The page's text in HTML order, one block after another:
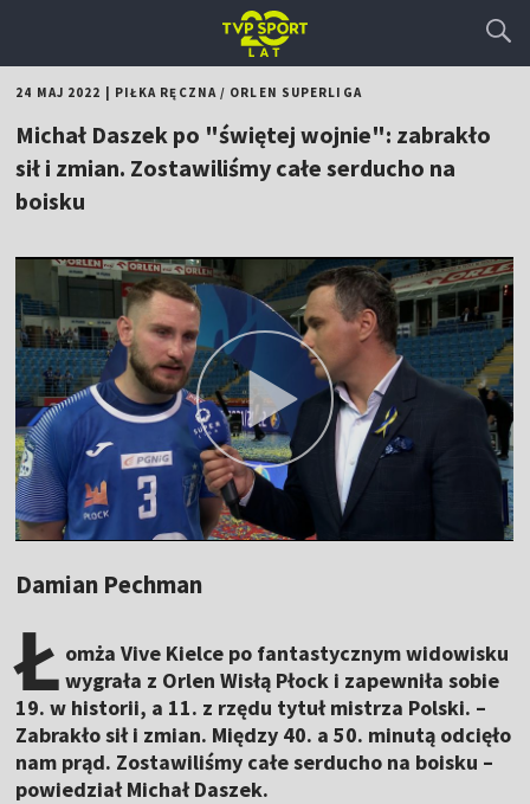
24 MAJ 2022 PIŁKA RĘCZNA/ ORLEN SUPERLIGA
Michał Daszek po "świętej wojnie": zabrakło
sił i zmian. Zostawiliśmy całe serducho na
boisku
Damian Pechman
Ł omża Vive Kielce po fantastycznym widowisku
wygrała z Orlen Wisłą Płock i zapewniła sobie
19. w historii, a 11. z rzędu tytuł mistrza Polski. –
Zabrakło sił i zmian. Między 40. a 50. minutą odcięło
nam prąd. Zostawiliśmy całe serducho na boisku –
powiedział Michał Daszek.